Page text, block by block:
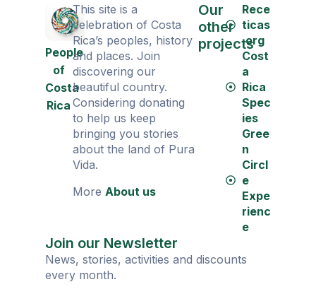
People
of
Costa
Rica
This site is a
celebration of Costa
Rica’s peoples, history
and places. Join
discovering our
beautiful country.
Considering donating
to help us keep
bringing you stories
about the land of Pura
Vida.
More About us
Our
other
projects
Rece
ticas
.org
Cost
a
Rica
Spec
ies
Gree
n
Circl
e
Expe
rienc
e
Join our Newsletter
News, stories, activities and discounts
every month.